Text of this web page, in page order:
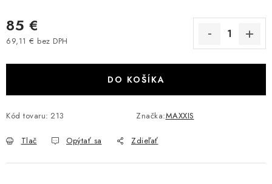
AKCIA
SUZUKI KINGQUAD 700/750 LTA
85 €
69,11 € bez DPH
DO KOŠÍKA
Kód tovaru: 213 Značka:MAXXIS
Tlač Opýtať sa Zdieľať